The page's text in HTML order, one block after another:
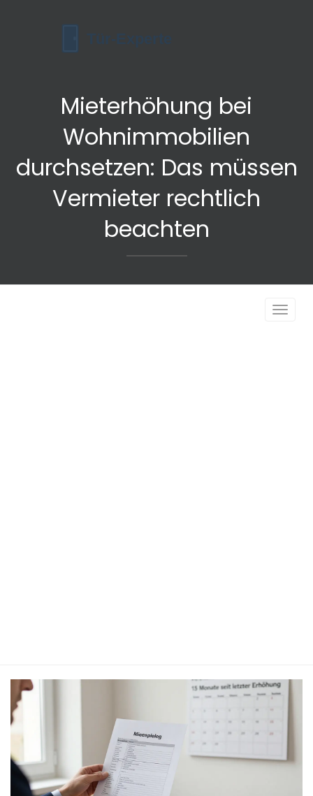
Mieterhöhung bei
Wohnimmobilien
durchsetzen: Das müssen
Vermieter rechtlich
beachten